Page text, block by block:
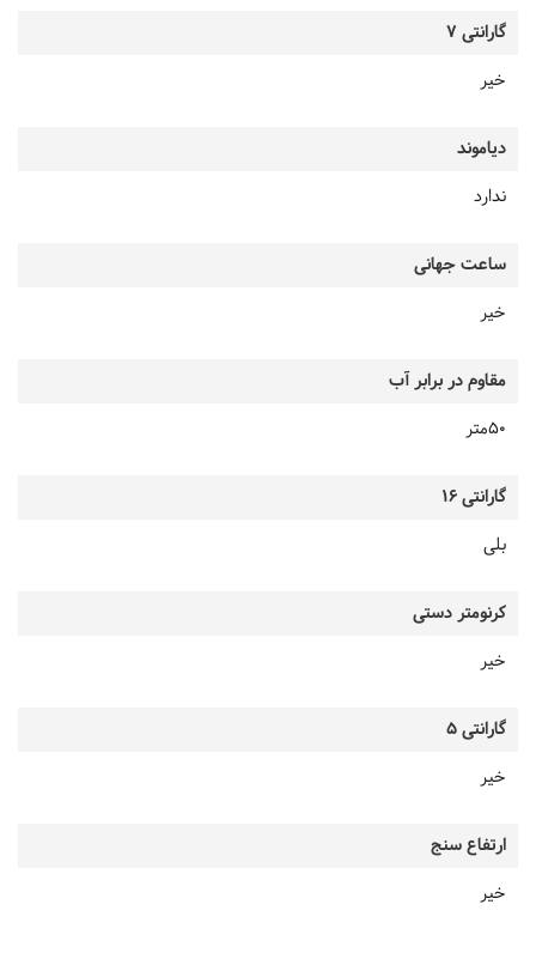
گارانتی 7
خیر
دیاموند
ندارد
ساعت جهانی
خیر
مقاوم در برابر آب
50متر
گارانتی 16
بلی
کرنومتر دستی
خیر
گارانتی 5
خیر
ارتفاع سنج
خیر